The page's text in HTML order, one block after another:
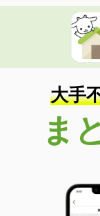
大手
ま